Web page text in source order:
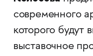
современного
которого будут
выставочное